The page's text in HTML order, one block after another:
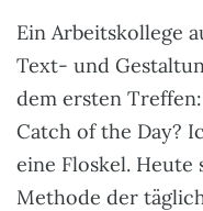
Ein Arbeitskollege
Text- und
dem ersten
Catch of the Day?
eine Floskel. Heute
Methode der